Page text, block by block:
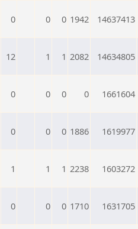
0 0 0 1942 14637413
12 1 1 2082 14634805
0 0 0 0 1661604
0 0 0 1886 1619977
1 1 1 2238 1603272
0 0 0 1710 1631705